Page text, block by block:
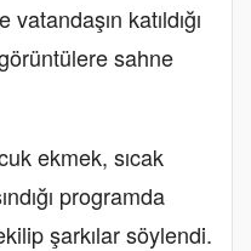
katıldığı
sahne
sıcak
programda
şarkılar söylendi.